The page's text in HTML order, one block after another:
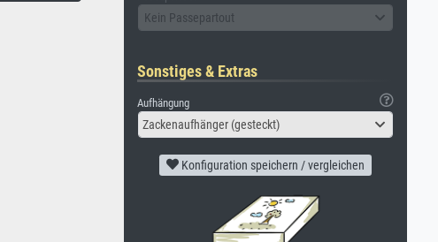
Kein Passepartout
Sonstiges & Extras
Aufhängung
Zackenaufhänger (gesteckt)
Konfiguration speichern / vergleichen